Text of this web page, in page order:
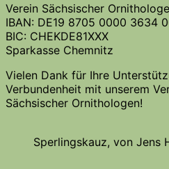
Verein Sächsischer
IBAN: DE19 8705 0000 3634
BIC: CHEKDE81XXX
Sparkasse Chemnitz
Vielen Dank für Ihre
Verbundenheit mit unserem
Sächsischer Ornithologen!
Sperlingskauz, von Jens